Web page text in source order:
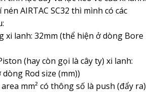
AIRTAC SC32 thì mình có các
lanh: 32mm (thể hiện ở dòng Bore
(hay còn gọi là cây ty) xi lanh:
Rod size (mm))
mm² có thông số là push (đẩy ra)